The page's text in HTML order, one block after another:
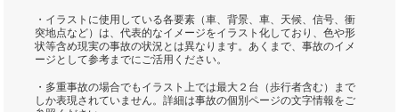
・イラストに使用している各要素（車、背景、車、天候、信号、衝
突地点など）は、代表的なイメージをイラスト化しており、色や形
状等含め現実の事故の状況とは異なります。あくまで、事故のイメ
ージとして参考までにご活用ください。
・多重事故の場合でもイラスト上では最大２台（歩行者含む）まで
しか表現されていません。詳細は事故の個別ページの文字情報をご